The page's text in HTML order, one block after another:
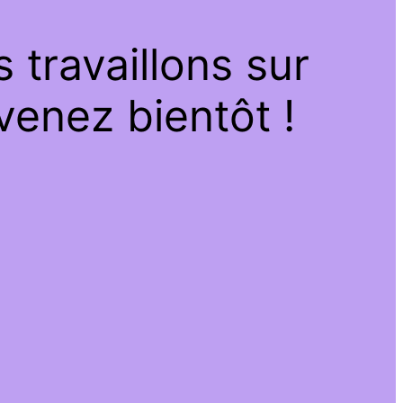
travaillons sur
bientôt !